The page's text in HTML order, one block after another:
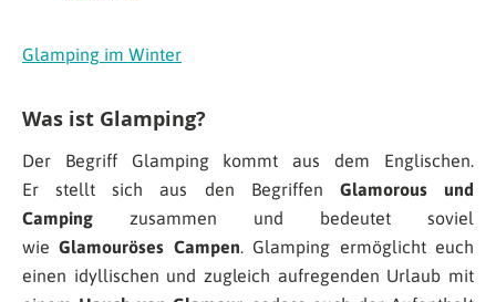
Glamping im Winter
Was ist Glamping?
Der Begriff Glamping kommt aus dem Englischen.
Er stellt sich aus den Begriffen Glamorous und
Camping zusammen und bedeutet soviel
wieGlamouröses Campen. Glamping ermöglicht euch
einen idyllischen und zugleich aufregenden Urlaub mit